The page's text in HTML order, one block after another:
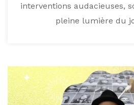
interventions audacieuses,
pleine lumière du